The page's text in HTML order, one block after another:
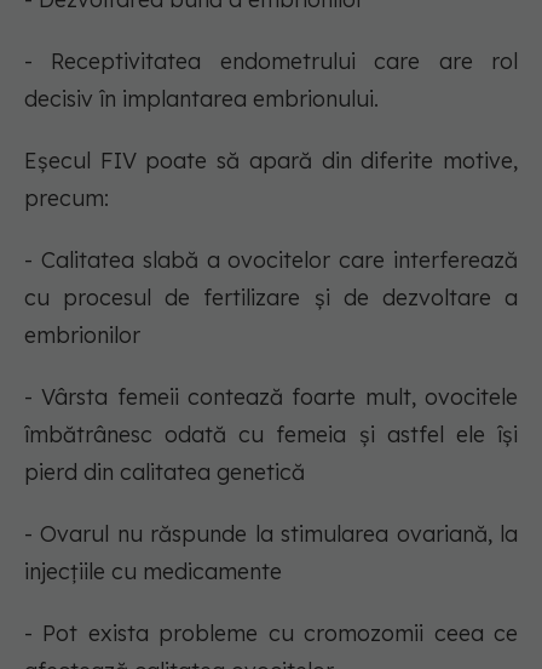
- Receptivitatea endometrului care are rol
decisiv în implantarea embrionului.
Eșecul FIV poate să apară din diferite motive,
precum:
- Calitatea slabă a ovocitelor care interferează
cu procesul de fertilizare și de dezvoltare a
embrionilor
- Vârsta femeii contează foarte mult, ovocitele
îmbătrânesc odată cu femeia și astfel ele își
pierd din calitatea genetică
- Ovarul nu răspunde la stimularea ovariană, la
injecțiile cu medicamente
- Pot exista probleme cu cromozomii ceea ce